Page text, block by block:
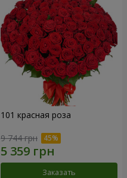
101 красная роза
9 744 грн
Заказать